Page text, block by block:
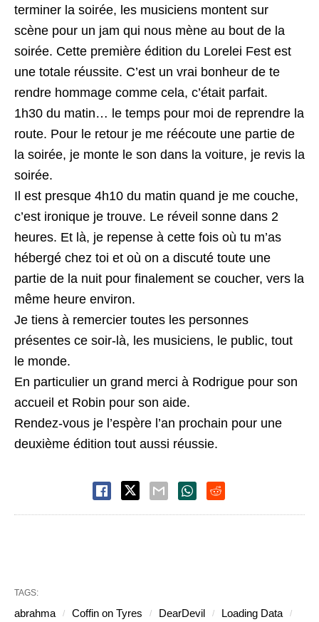
terminer la soirée, les musiciens montent sur
scène pour un jam qui nous mène au bout de la
soirée. Cette première édition du Lorelei Fest est
une totale réussite. C’est un vrai bonheur de te
rendre hommage comme cela, c’était parfait.
1h30 du matin… le temps pour moi de reprendre la
route. Pour le retour je me réécoute une partie de
la soirée, je monte le son dans la voiture, je revis la
soirée.
Il est presque 4h10 du matin quand je me couche,
c’est ironique je trouve. Le réveil sonne dans 2
heures. Et là, je repense à cette fois où tu m’as
hébergé chez toi et où on a discuté toute une
partie de la nuit pour finalement se coucher, vers la
même heure environ.
Je tiens à remercier toutes les personnes
présentes ce soir-là, les musiciens, le public, tout
le monde.
En particulier un grand merci à Rodrigue pour son
accueil et Robin pour son aide.
Rendez-vous je l’espère l’an prochain pour une
deuxième édition tout aussi réussie.
TAGS:
abrahma Coffin on Tyres DearDevil Loading Data